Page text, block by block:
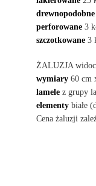
drewnopodobne
perforowane 3
szczotkowane 3
ŻALUZJA
wymiary 60 cm
lamele z grupy
elementy białe
Cena żaluzji